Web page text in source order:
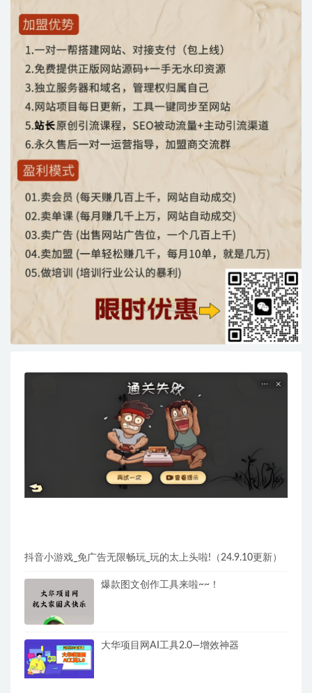
抖音小游戏_免广告无限畅玩_玩的太上头啦!（24.9.10更新）
爆款图文创作工具来啦~~！
大华项目网AI工具2.0—增效神器